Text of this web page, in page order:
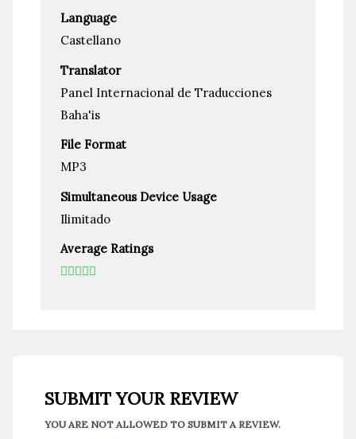
Language
Castellano
Translator
Panel Internacional de Traducciones
Baha'is
File Format
MP3
Simultaneous Device Usage
Ilimitado
Average Ratings
SUBMIT YOUR REVIEW
YOU ARE NOT ALLOWED TO SUBMIT A REVIEW.